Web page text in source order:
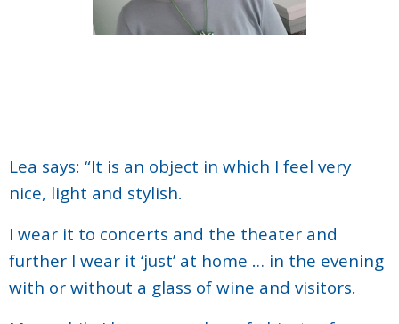
Lea says: “It is an object in which I feel very
nice, light and stylish.
I wear it to concerts and the theater and
further I wear it ‘just’ at home … in the evening
with or without a glass of wine and visitors.